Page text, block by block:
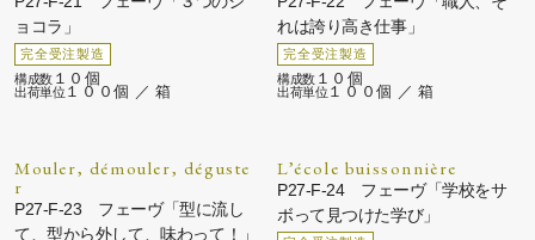
ョコラ」
１０個
１００個 ／ 箱
れは誇り高き仕事」
１０個
１００個 ／ 箱
Mouler, démouler, déguste
r
P27-F-23 フェーヴ「型に流し
て、型から外して、味わって！」
L’école buissonnière
P27-F-24 フェーヴ「学校をサ
ボって見つけた学び」